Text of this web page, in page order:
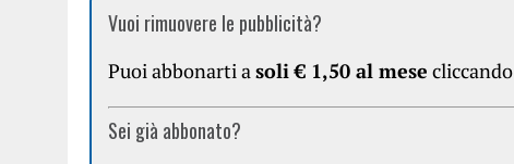
Vuoi rimuovere le pubblicità?
Puoi abbonarti asoli € 1,50 al mese cliccando
Sei già abbonato?